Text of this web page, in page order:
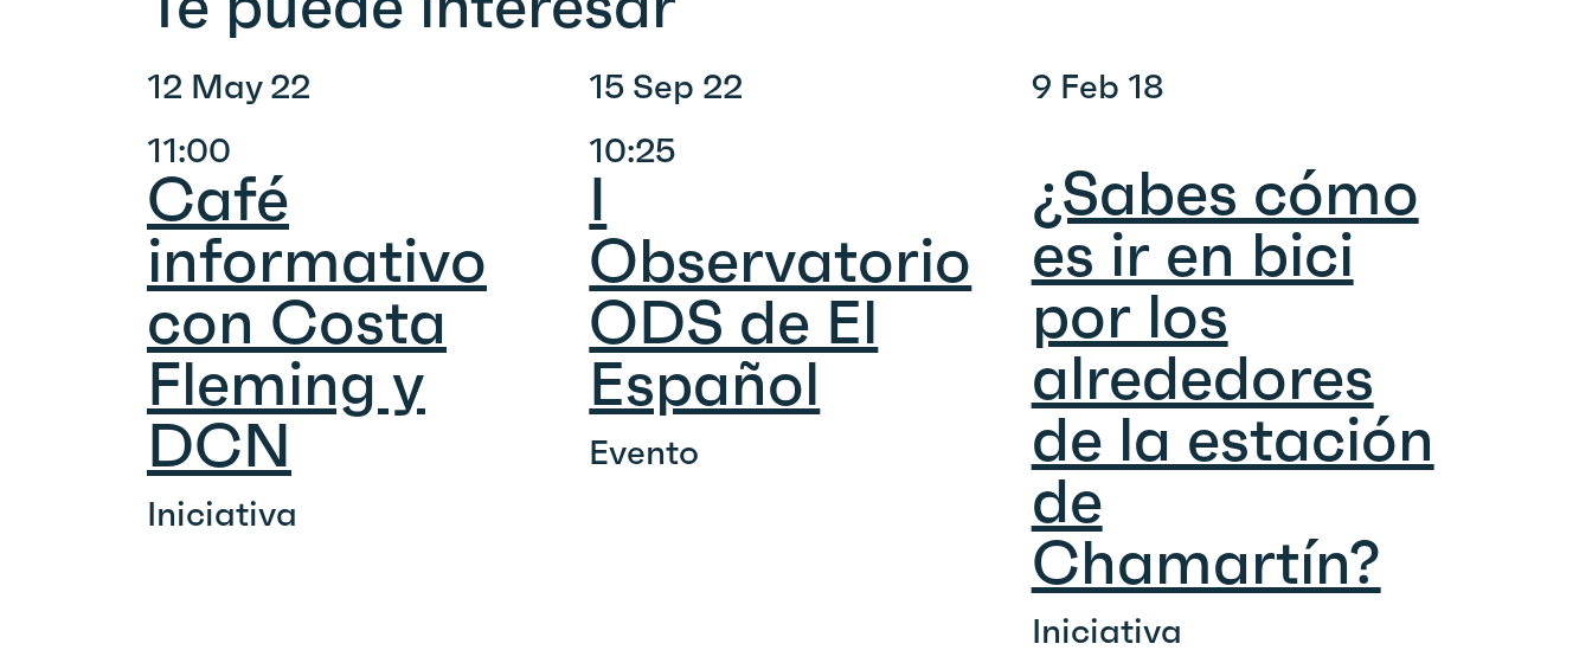
12 May 22
11:00
Café
informativo
con Costa
Fleming y
DCN
Iniciativa
15 Sep 22
10:25
I
Observatorio
ODS de El
Español
Evento
9 Feb 18
¿Sabes cómo
es ir en bici
por los
alrededores
de la estación
de
Chamartín?
Iniciativa